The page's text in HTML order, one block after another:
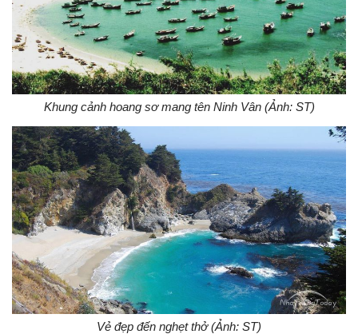
Khung cảnh hoang sơ mang tên Ninh Vân (Ảnh: ST)
Vẻ đẹp đến nghẹt thở (Ảnh: ST)